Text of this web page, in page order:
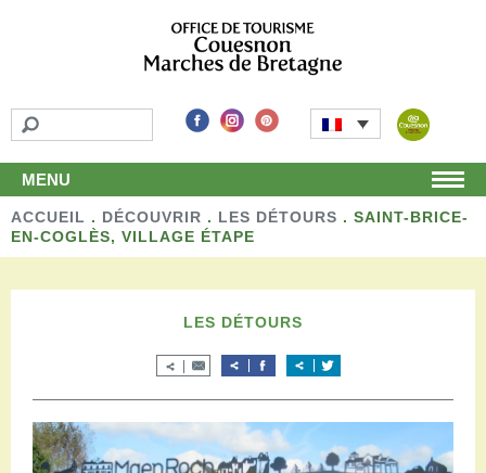
MENU
Accueil
Découvrir
Les activités de loisirs
Terroir et artisans
Autour de chez nous
Séjourner
Hébergements
ACCUEIL . DÉCOUVRIR . LES DÉTOURS . SAINT-BRICE-
EN-COGLÈS, VILLAGE ÉTAPE
LES DÉTOURS